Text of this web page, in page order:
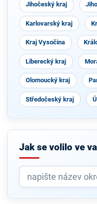
Jihočeský kraj
Karlovarský kraj
Kraj Vysočina
Liberecký kraj
Olomoucký kraj
Středočeský kraj
Jak se volilo ve